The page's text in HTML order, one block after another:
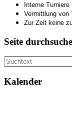
Interne
Vermittlung von
Zur Zeit keine
Seite
Kalender